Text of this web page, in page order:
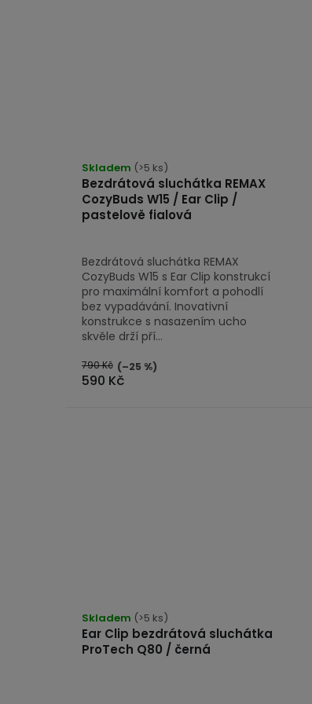
Bezdrátová sluchátka REMAX
CozyBuds W15 / Ear Clip /
pastelově fialová
Skladem (>5 ks)
590 Kč
790 Kč (–25 %)
Bezdrátová sluchátka REMAX
CozyBuds W15 s Ear Clip konstrukcí
pro maximální komfort a pohodlí
bez vypadávání. Inovativní
konstrukce s nasazením ucho
skvěle drží pří...
Ear Clip bezdrátová sluchátka
ProTech Q80 / černá
hodnocení
produktu
je
Skladem (>5 ks)